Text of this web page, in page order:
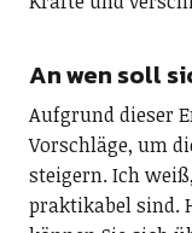
An wen soll
Aufgrund dieser
Vorschläge, um
steigern. Ich
praktikabel sind.